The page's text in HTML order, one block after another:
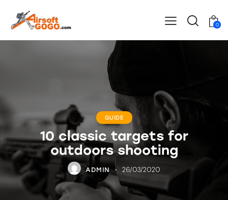
0
GUIDE
10 classic targets for
outdoors shooting
ADMIN 26/03/2020